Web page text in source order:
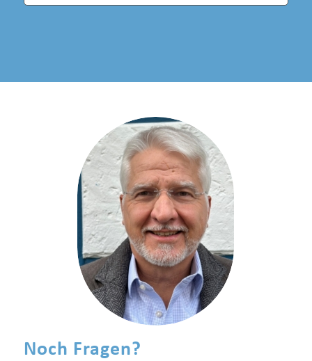
Noch Fragen?